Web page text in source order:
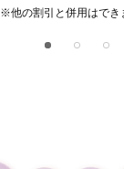
※他の割引と併用はでき